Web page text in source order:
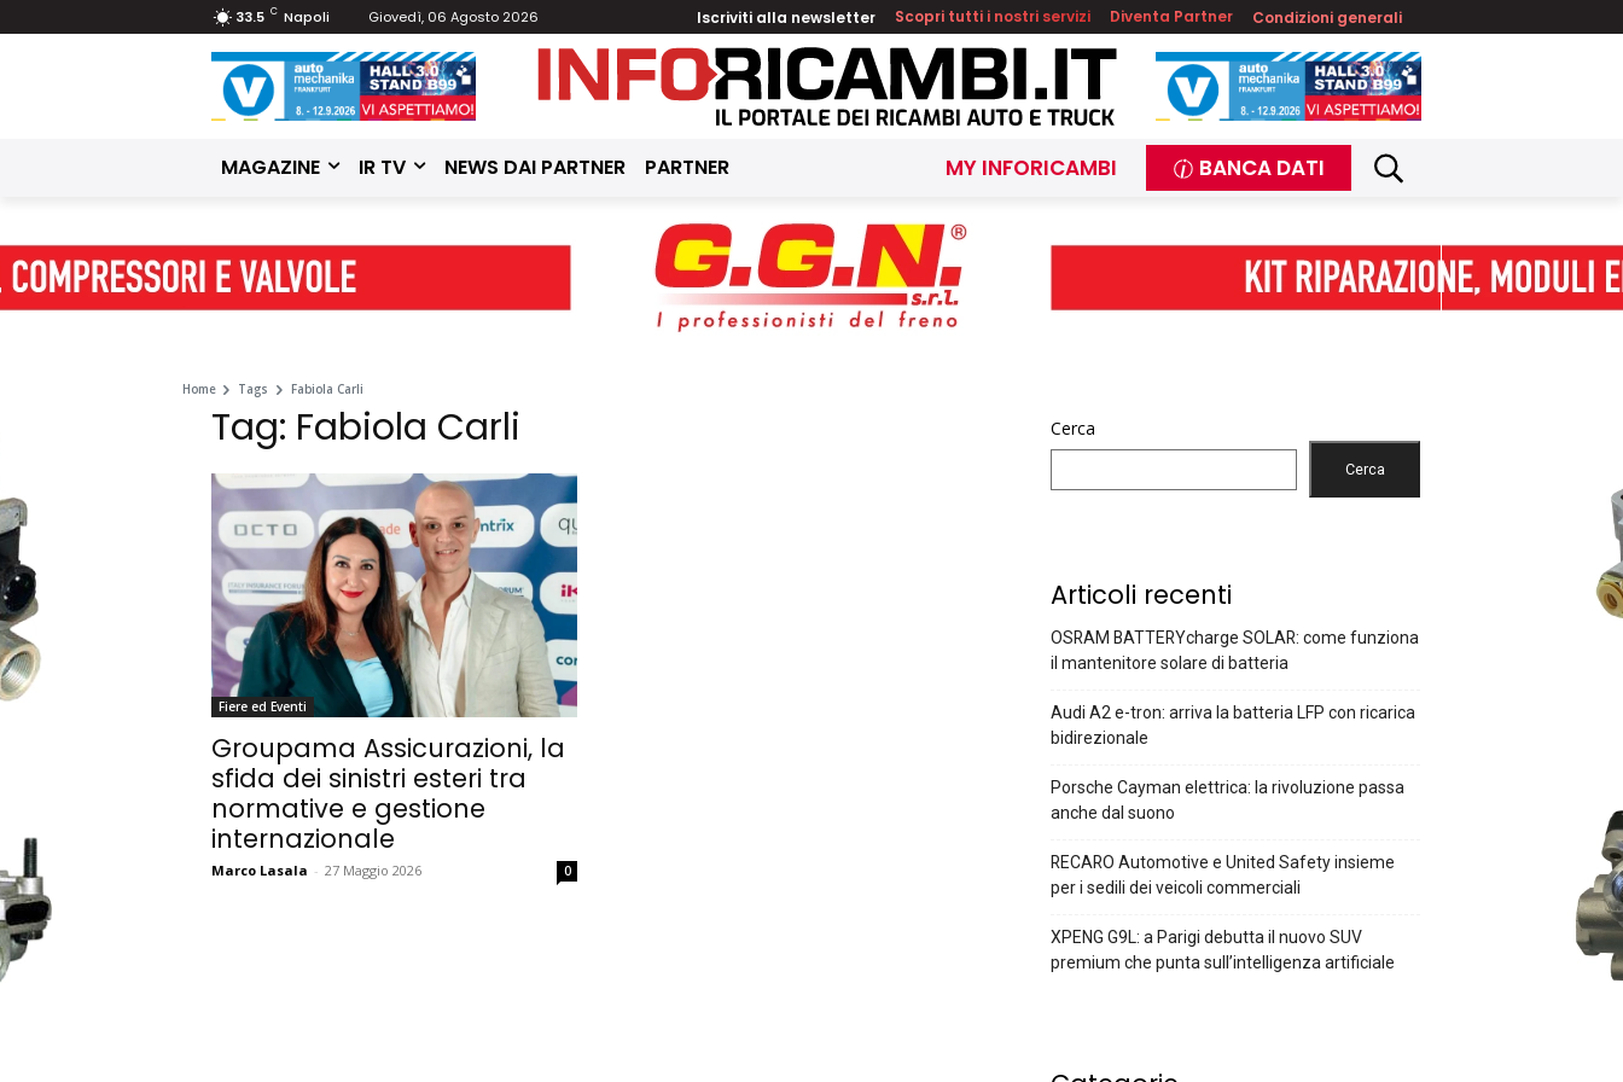
33.5 C Napoli Giovedì, 06 Agosto 2026 Iscriviti alla newsletter Scopri tutti i nostri servizi Diventa Partner Condizioni generali
MAGAZINE IR TV NEWS DAI PARTNER PARTNER MY INFORICAMBI BANCA DATI
Home Tags Fabiola Carli
Tag: Fabiola Carli
Fiere ed Eventi
Groupama Assicurazioni, la
sfida dei sinistri esteri tra
normative e gestione
internazionale
Marco Lasala - 27 Maggio 2026 0
Cerca
Cerca
Articoli recenti
OSRAM BATTERYcharge SOLAR: come funziona
il mantenitore solare di batteria
Audi A2 e-tron: arriva la batteria LFP con ricarica
bidirezionale
Porsche Cayman elettrica: la rivoluzione passa
anche dal suono
RECARO Automotive e United Safety insieme
per i sedili dei veicoli commerciali
XPENG G9L: a Parigi debutta il nuovo SUV
premium che punta sull’intelligenza artificiale